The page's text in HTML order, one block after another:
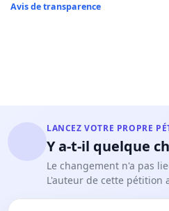
Avis de transparence
LANCEZ VOTRE PROPRE
Y a-t-il quelque
Le changement n'a pas
L'auteur de cette pétition